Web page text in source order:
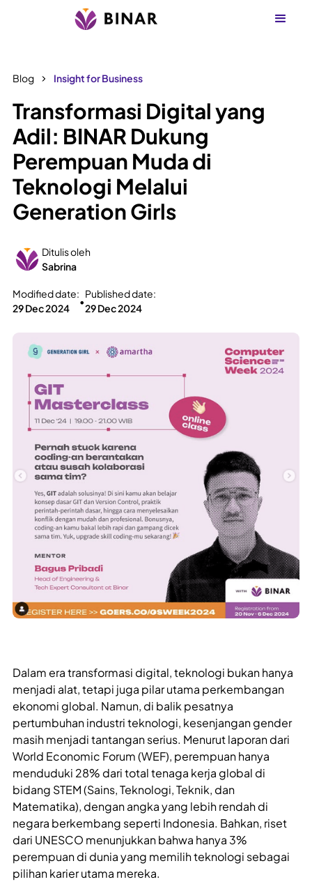
Blog Insight for Business
Transformasi Digital yang
Adil: BINAR Dukung
Perempuan Muda di
Teknologi Melalui
Generation Girls
Ditulis oleh
Sabrina
Modified date:
29 Dec 2024
•
Published date:
29 Dec 2024
Dalam era transformasi digital, teknologi bukan hanya
menjadi alat, tetapi juga pilar utama perkembangan
ekonomi global. Namun, di balik pesatnya
pertumbuhan industri teknologi, kesenjangan gender
masih menjadi tantangan serius. Menurut laporan dari
World Economic Forum (WEF), perempuan hanya
menduduki 28% dari total tenaga kerja global di
bidang STEM (Sains, Teknologi, Teknik, dan
Matematika), dengan angka yang lebih rendah di
negara berkembang seperti Indonesia. Bahkan, riset
dari UNESCO menunjukkan bahwa hanya 3%
perempuan di dunia yang memilih teknologi sebagai
pilihan karier utama mereka.